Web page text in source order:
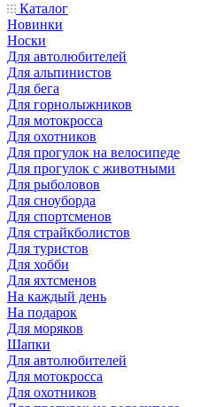
Каталог
Новинки
Носки
Для автолюбителей
Для альпинистов
Для бега
Для горнолыжников
Для мотокросса
Для охотников
Для прогулок на велосипеде
Для прогулок с животными
Для рыболовов
Для сноуборда
Для спортсменов
Для страйкболистов
Для туристов
Для хобби
Для яхтсменов
На каждый день
На подарок
Для моряков
Шапки
Для автолюбителей
Для мотокросса
Для охотников